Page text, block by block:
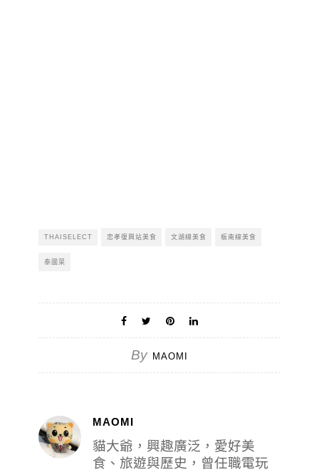
THAISELECT 忠孝復興站美食 文湖線美食 板南線美食
泰國菜
By MAOMI
MAOMI
貓大爺，興趣廣泛，愛好美
食、旅遊與歷史，曾任職電玩